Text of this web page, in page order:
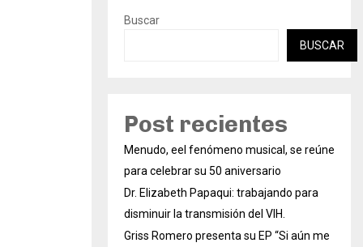
Buscar
BUSCAR
Post recientes
Menudo, eel fenómeno musical, se reúne
para celebrar su 50 aniversario
Dr. Elizabeth Papaqui: trabajando para
disminuir la transmisión del VIH.
Griss Romero presenta su EP “Si aún me